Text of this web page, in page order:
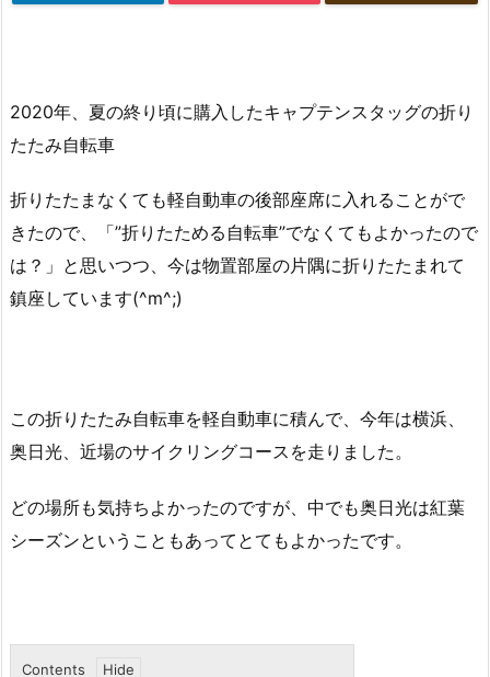
2020年、夏の終り頃に購入したキャプテンスタッグの折り
たたみ自転車
折りたたまなくても軽自動車の後部座席に入れることがで
きたので、「”折りたためる自転車”でなくてもよかったので
は？」と思いつつ、今は物置部屋の片隅に折りたたまれて
鎮座しています(^m^;)
この折りたたみ自転車を軽自動車に積んで、今年は横浜、
奥日光、近場のサイクリングコースを走りました。
どの場所も気持ちよかったのですが、中でも奥日光は紅葉
シーズンということもあってとてもよかったです。
Contents